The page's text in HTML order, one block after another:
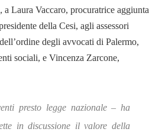
Laura Vaccaro, procuratrice aggiunta
della Cesi, agli assessori
degli avvocati di Palermo,
sociali, e Vincenza Zarcone,
presto legge nazionale – ha
in discussione il valore della